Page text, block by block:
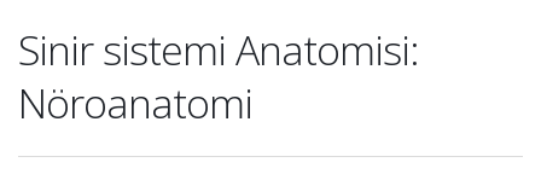
Sinir sistemi Anatomisi:
Nöroanatomi